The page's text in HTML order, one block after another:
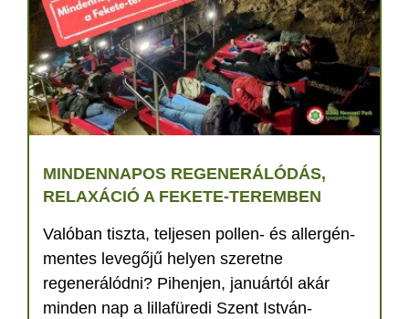
MINDENNAPOS REGENERÁLÓDÁS,
RELAXÁCIÓ A FEKETE-TEREMBEN
Valóban tiszta, teljesen pollen- és allergén-
mentes levegőjű helyen szeretne
regenerálódni? Pihenjen, januártól akár
minden nap a lillafüredi Szent István-